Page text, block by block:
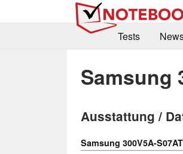
Tests
Samsung
Ausstattung /
Samsung 300V5A-